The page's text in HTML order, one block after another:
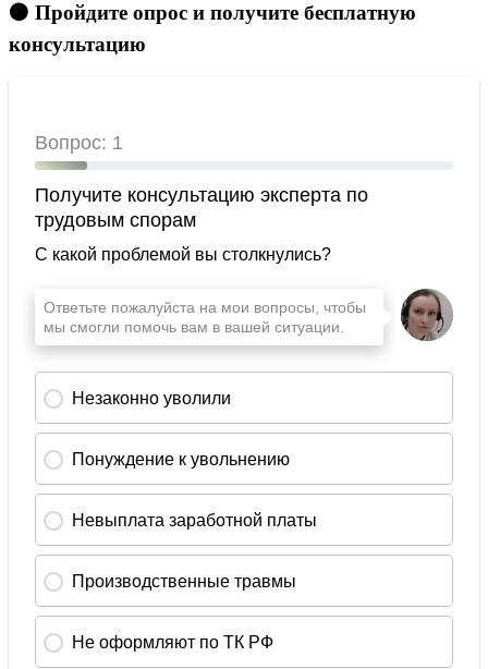
🟠 Пройдите опрос и получите бесплатную
консультацию